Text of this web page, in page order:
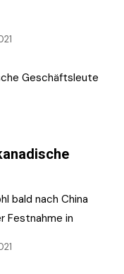
bald nach China
Festnahme in